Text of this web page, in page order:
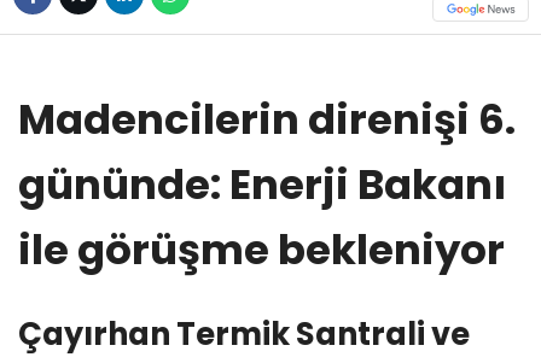
Madencilerin direnişi 6.
gününde: Enerji Bakanı
ile görüşme bekleniyor
Çayırhan Termik Santrali ve